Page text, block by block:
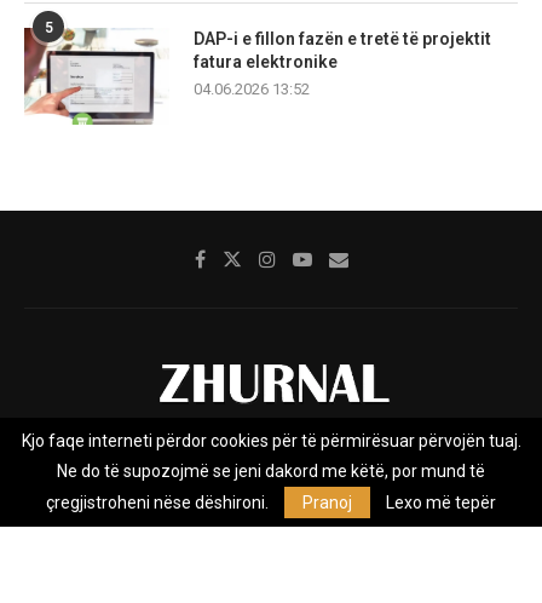
5
DAP-i e fillon fazën e tretë të projektit
fatura elektronike
04.06.2026 13:52
Rreth nesh Impresumi Marketing
Kontakt
Privacy Policy
Zhurnal.mk është Agjenci e Lajmeve e pavarur, e themeluar në vitin
Kjo faqe interneti përdor cookies për të përmirësuar përvojën tuaj.
Ne do të supozojmë se jeni dakord me këtë, por mund të
çregjistroheni nëse dëshironi.
Pranoj Lexo më tepër